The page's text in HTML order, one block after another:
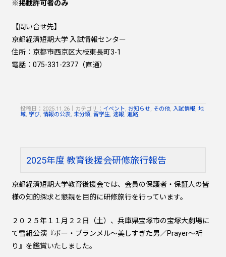
※掲載許可者のみ
【問い合せ先】
京都経済短期大学 入試情報センター
住所：京都市西京区大枝東長町3-1
電話：075-331-2377（直通）
投稿日：2025.11.26 カテゴリ： イベント お知らせ その他 入試情報 地
域 学び 情報の公表 未分類 留学生 速報 進路
2025年度 教育後援会研修旅行報告
京都経済短期大学教育後援会では、会員の保護者・保証人の皆
様の知的探求と懇親を目的に研修旅行を行っています。
２０２５年１１月２２日（土）、兵庫県宝塚市の宝塚大劇場に
て雪組公演『ボー・ブランメル～美しすぎた男／Prayer～祈
り』を鑑賞いたしました。